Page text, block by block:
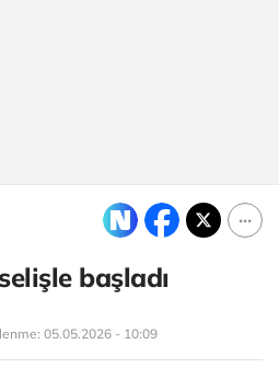
başladı
05.05.2026 - 10:09